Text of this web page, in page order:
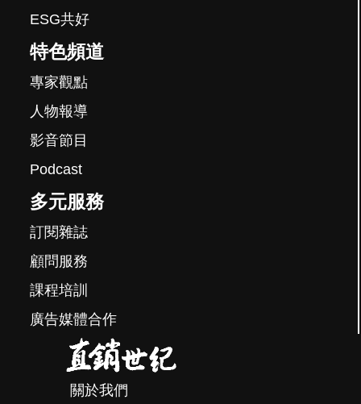
ESG共好
特色頻道
專家觀點
人物報導
影音節目
Podcast
多元服務
訂閱雜誌
顧問服務
課程培訓
廣告媒體合作
關於我們